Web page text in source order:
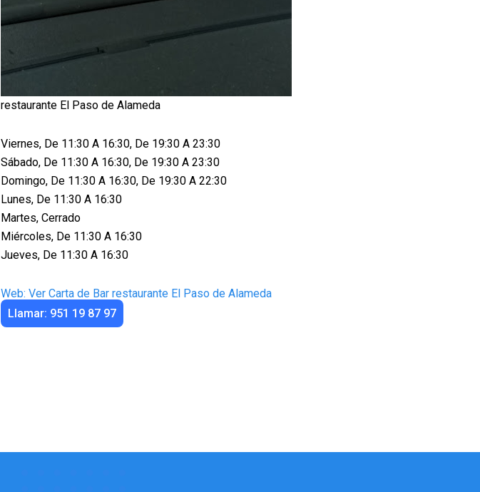
restaurante El Paso de Alameda
Viernes, De 11:30 A 16:30, De 19:30 A 23:30
Sábado, De 11:30 A 16:30, De 19:30 A 23:30
Domingo, De 11:30 A 16:30, De 19:30 A 22:30
Lunes, De 11:30 A 16:30
Martes, Cerrado
Miércoles, De 11:30 A 16:30
Jueves, De 11:30 A 16:30
Web: Ver Carta de Bar restaurante El Paso de Alameda
Llamar: 951 19 87 97